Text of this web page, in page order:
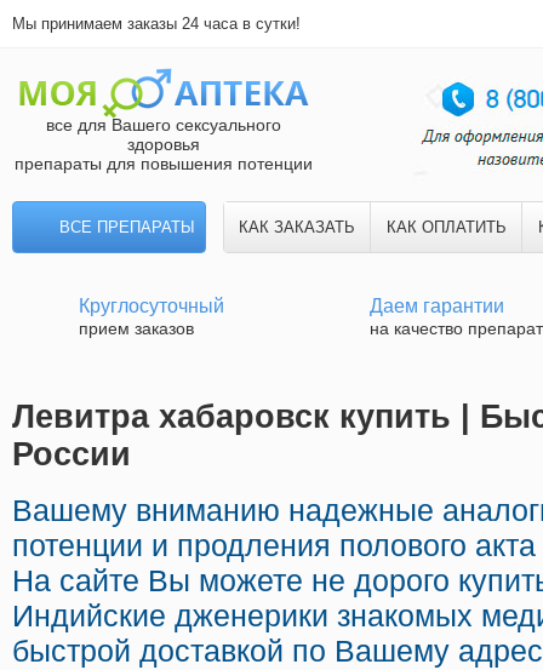
Мы принимаем заказы 24 часа в сутки!
все для Вашего сексуального
здоровья
препараты для повышения потенции
ВСЕ ПРЕПАРАТЫ КАК ЗАКАЗАТЬ КАК ОПЛАТИТЬ
Круглосуточный
прием заказов
Даем гарантии
на качество
Левитра хабаровск купить |
России
Вашему вниманию надежные
потенции и продления полового
На сайте Вы можете не дорого
Индийские дженерики знакомых
быстрой доставкой по Вашему